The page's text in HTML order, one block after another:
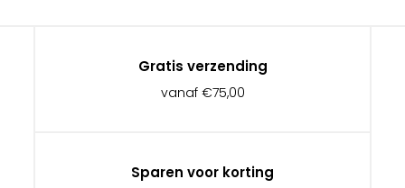
Gratis verzending
vanaf €75,00
Sparen voor korting